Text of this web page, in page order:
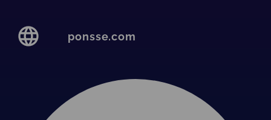
ponsse.com